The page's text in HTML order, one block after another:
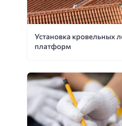
Установка кровельных
платформ